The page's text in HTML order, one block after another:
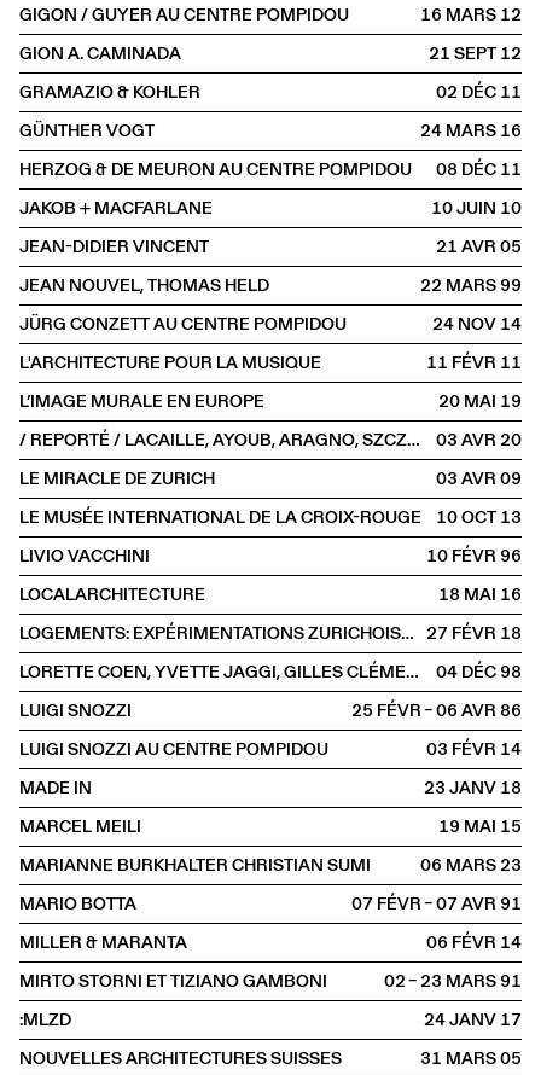
GIGON / GUYER AU CENTRE POMPIDOU
16 MARS2012
GION A. CAMINADA
21 SEPT2012
GRAMAZIO & KOHLER
02 DÉC2011
GÜNTHER VOGT
24 MARS2016
HERZOG & DE MEURON AU CENTRE POMPIDOU
08 DÉC2011
JAKOB + MACFARLANE
10 JUIN2010
JEAN-DIDIER VINCENT
21 AVR2005
JEAN NOUVEL, THOMAS HELD
22 MARS1999
JÜRG CONZETT AU CENTRE POMPIDOU
24 NOV2014
L'ARCHITECTURE POUR LA MUSIQUE
11 FÉVR2011
L’IMAGE MURALE EN EUROPE
20 MAI2019
/ REPORTÉ / LACAILLE, AYOUB, ARAGNO, SZCZEPSKI
03 AVR2020
LE MIRACLE DE ZURICH
03 AVR2009
LE MUSÉE INTERNATIONAL DE LA CROIX-ROUGE
10 OCT2013
LIVIO VACCHINI
10 FÉVR1996
LOCALARCHITECTURE
18 MAI2016
LOGEMENTS: EXPÉRIMENTATIONS ZURICHOISES 27 FÉVR2018
LORETTE COEN, YVETTE JAGGI, GILLES CLÉMENT, PIERRE-FRANÇOIS MOURIER
04 DÉC1998
LUIGI SNOZZI
25 FÉVR – 06 AVR1986
LUIGI SNOZZI AU CENTRE POMPIDOU
03 FÉVR2014
MADE IN
23 JANV2018
MARCEL MEILI
19 MAI2015
MARIANNE BURKHALTER CHRISTIAN SUMI
06 MARS2023
MARIO BOTTA
07 FÉVR – 07 AVR1991
MILLER & MARANTA
06 FÉVR2014
MIRTO STORNI ET TIZIANO GAMBONI
02 – 23 MARS1991
:MLZD
24 JANV2017
NOUVELLES ARCHITECTURES SUISSES
31 MARS2005